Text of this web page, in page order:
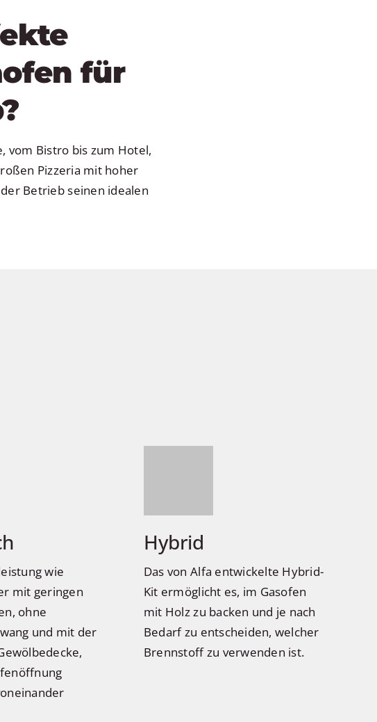
für
vom Bistro bis zum Hotel,
Pizzeria mit hoher
Betrieb seinen idealen
wie
mit geringen
ohne
und mit der
Hybrid
Das von Alfa entwickelte Hybrid-
Kit ermöglicht es, im Gasofen
mit Holz zu backen und je nach
Bedarf zu entscheiden, welcher
Brennstoff zu verwenden ist.